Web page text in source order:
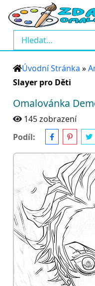
Úvodní Stránka »
Slayer pro Děti
Omalovánka
145 zobrazení
Podíl: